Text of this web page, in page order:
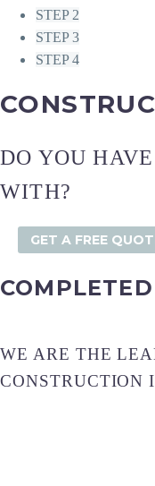
STEP 2
STEP 3
STEP 4
DO YOU
WITH?
GET A FREE
WE ARE THE
CONSTRUCTION